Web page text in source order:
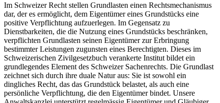
Im Schweizer Recht stellen Grundlasten einen Rechtsmechanismus
dar, der es ermöglicht, dem Eigentümer eines Grundstücks eine
positive Verpflichtung aufzuerlegen. Im Gegensatz zu
Dienstbarkeiten, die die Nutzung eines Grundstücks beschränken,
verpflichten Grundlasten seinen Eigentümer zur Erbringung
bestimmter Leistungen zugunsten eines Berechtigten. Dieses im
Schweizerischen Zivilgesetzbuch verankerte Institut bildet ein
grundlegendes Element des Schweizer Sachenrechts. Die Grundlast
zeichnet sich durch ihre duale Natur aus: Sie ist sowohl ein
dingliches Recht, das das Grundstück belastet, als auch eine
persönliche Verpflichtung, die den Eigentümer bindet. Unsere